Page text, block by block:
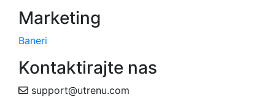
Marketing
Baneri
Kontaktirajte nas
support@utrenu.com